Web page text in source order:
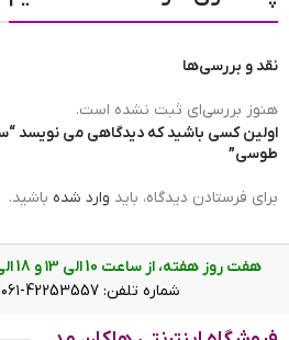
نقد و بررسی‌ها
هنوز بررسی‌ای ثبت نشده است.
اولین کسی باشید که دیدگاهی می نویسد
طوسی”
برای فرستادن دیدگاه، باید وارد شده باشید.
هفت روز هفته، از ساعت 10 الی ۱3 و 18 الی ۲2 پاسخگوی شما هستیم.
شماره تلفن: 42253557-۰۶۱ و 09011606807